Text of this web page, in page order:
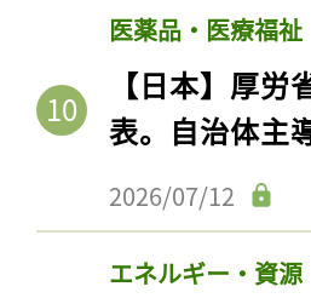
医薬品・医療福祉
【日本】厚
表。自治体主
2026/07/12
エネルギー・資源